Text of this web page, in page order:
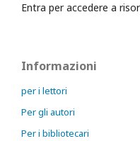
Entra per accedere a
Informazioni
per i lettori
Per gli autori
Per i bibliotecari